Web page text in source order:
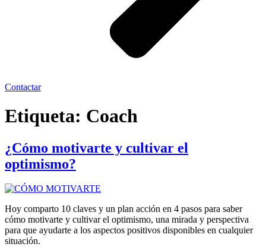
Contactar
Etiqueta: Coach
¿Cómo motivarte y cultivar el
optimismo?
Hoy comparto 10 claves y un plan acción en 4 pasos para saber
cómo motivarte y cultivar el optimismo, una mirada y perspectiva
para que ayudarte a los aspectos positivos disponibles en cualquier
situación.